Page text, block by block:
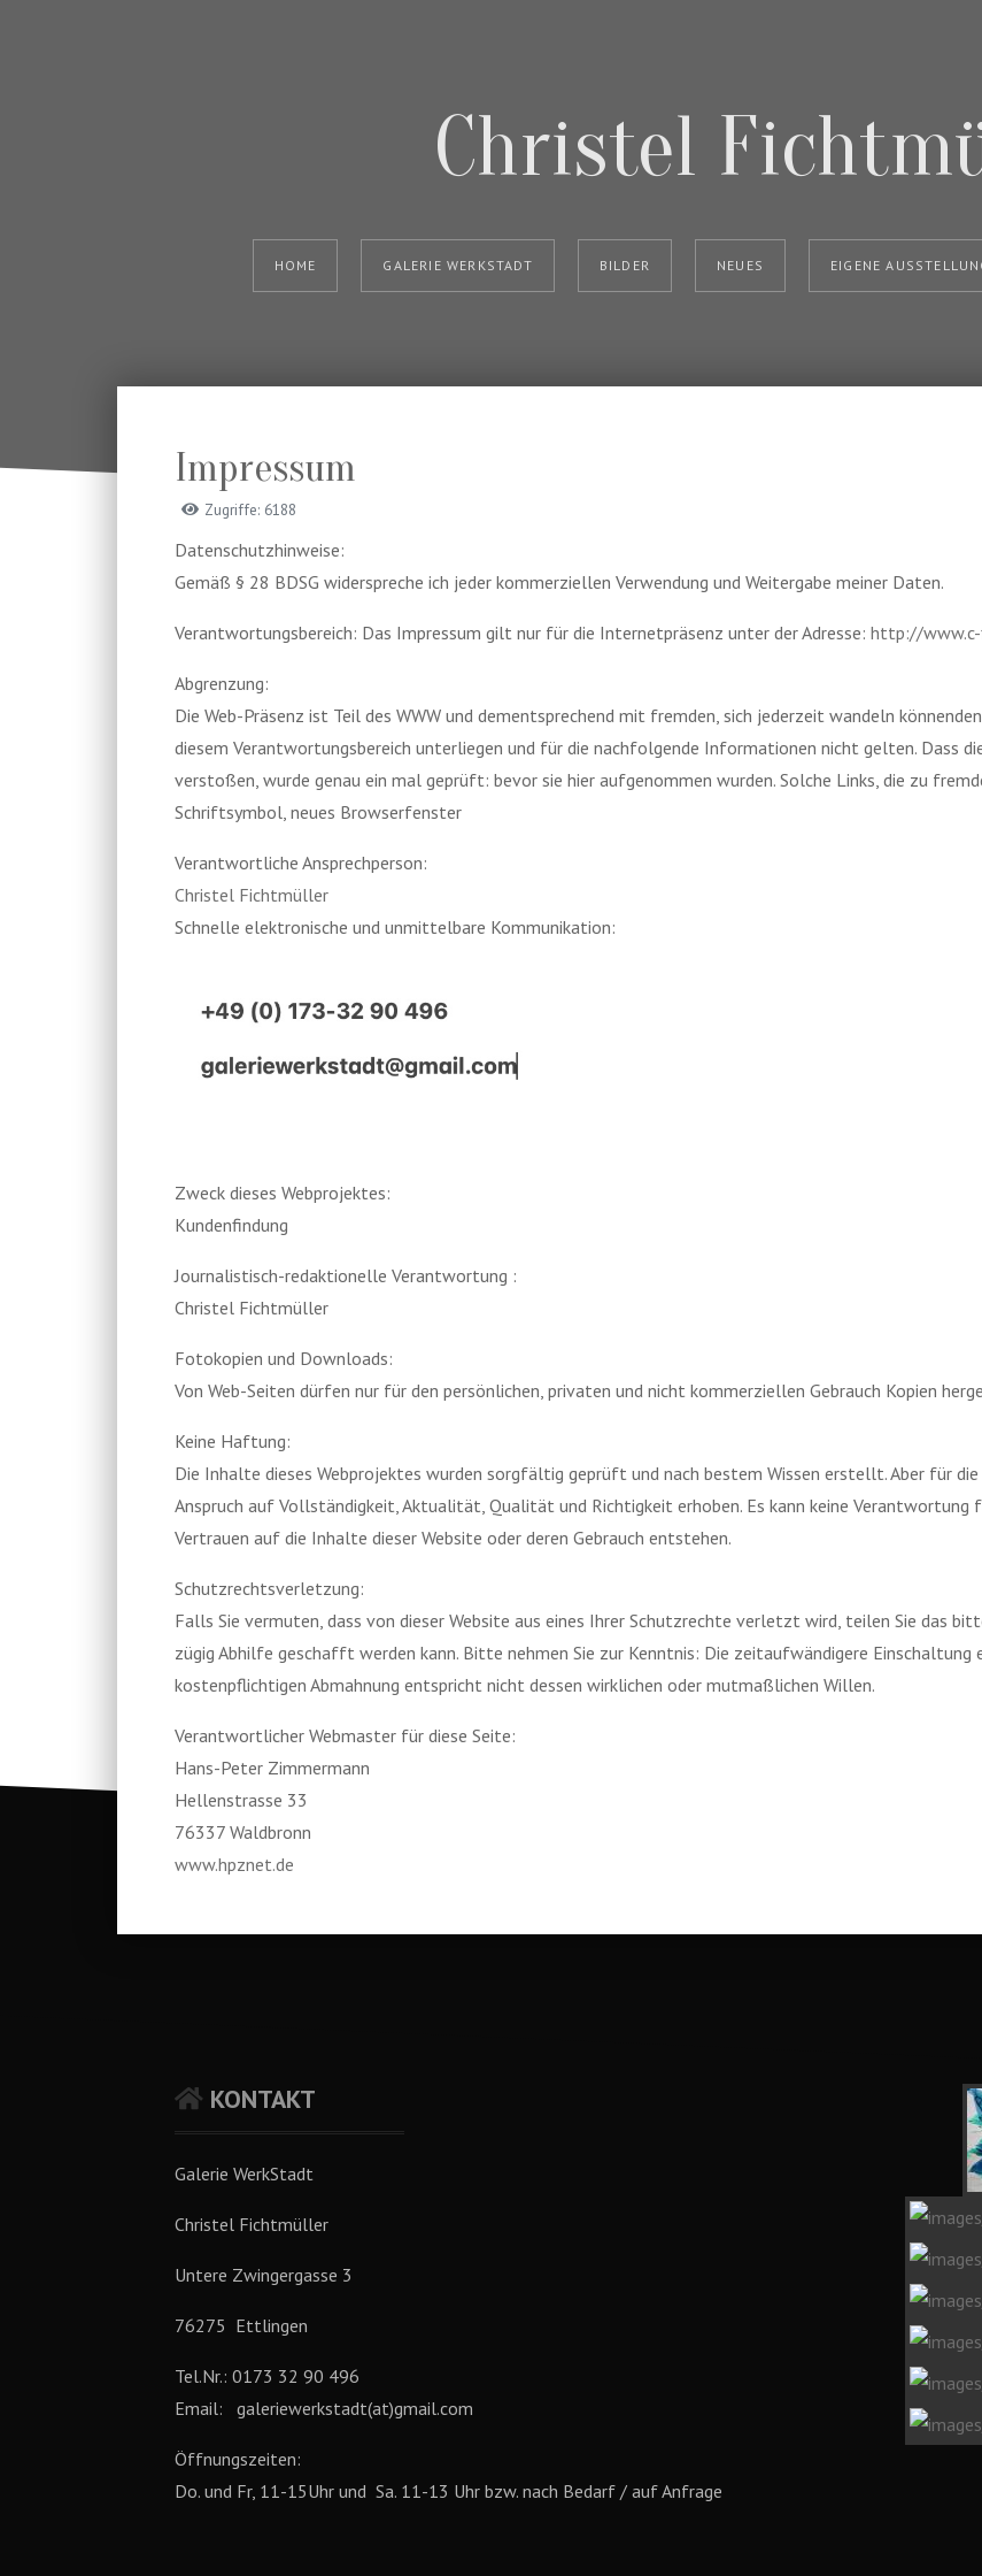
Christel
HOME GALERIE WERKSTADT BILDER NEUES EIGENE
Impressum
Zugriffe: 6188
Datenschutzhinweise:
Gemäß § 28 BDSG widerspreche ich jeder kommerziellen Verwendung und Weitergabe meiner Daten.
Verantwortungsbereich: Das Impressum gilt nur für die Internetpräsenz unter der Adresse: http://
Abgrenzung:
Die Web-Präsenz ist Teil des WWW und dementsprechend mit fremden, sich jederzeit wandeln
diesem Verantwortungsbereich unterliegen und für die nachfolgende Informationen nicht gelten. Dass
verstoßen, wurde genau ein mal geprüft: bevor sie hier aufgenommen wurden. Solche Links, die zu
Schriftsymbol, neues Browserfenster
Verantwortliche Ansprechperson:
Christel Fichtmüller
Schnelle elektronische und unmittelbare Kommunikation:
Zweck dieses Webprojektes:
Kundenfindung
Journalistisch-redaktionelle Verantwortung :
Christel Fichtmüller
Fotokopien und Downloads:
Von Web-Seiten dürfen nur für den persönlichen, privaten und nicht kommerziellen Gebrauch Kopien
Keine Haftung:
Die Inhalte dieses Webprojektes wurden sorgfältig geprüft und nach bestem Wissen erstellt. Aber für
Anspruch auf Vollständigkeit, Aktualität, Qualität und Richtigkeit erhoben. Es kann keine Verantwortung
Vertrauen auf die Inhalte dieser Website oder deren Gebrauch entstehen.
Schutzrechtsverletzung:
Falls Sie vermuten, dass von dieser Website aus eines Ihrer Schutzrechte verletzt wird, teilen Sie das
zügig Abhilfe geschafft werden kann. Bitte nehmen Sie zur Kenntnis: Die zeitaufwändigere
kostenpflichtigen Abmahnung entspricht nicht dessen wirklichen oder mutmaßlichen Willen.
Verantwortlicher Webmaster für diese Seite:
Hans-Peter Zimmermann
Hellenstrasse 33
76337 Waldbronn
www.hpznet.de
KONTAKT
Galerie WerkStadt
Christel Fichtmüller
Untere Zwingergasse 3
76275 Ettlingen
Tel.Nr.: 0173 32 90 496
Email: galeriewerkstadt(at)gmail.com
Öffnungszeiten:
Do. und Fr, 11-15Uhr und Sa. 11-13 Uhr bzw. nach Bedarf / auf Anfrage